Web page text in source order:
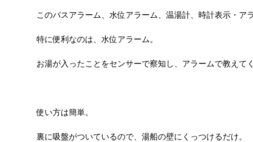
このバスアラーム、水位アラーム、温湯計、時計表示・ア
特に便利なのは、水位アラーム。
お湯が入ったことをセンサーで察知し、アラームで教えて
使い方は簡単。
裏に吸盤がついているので、湯船の壁にくっつけるだけ。